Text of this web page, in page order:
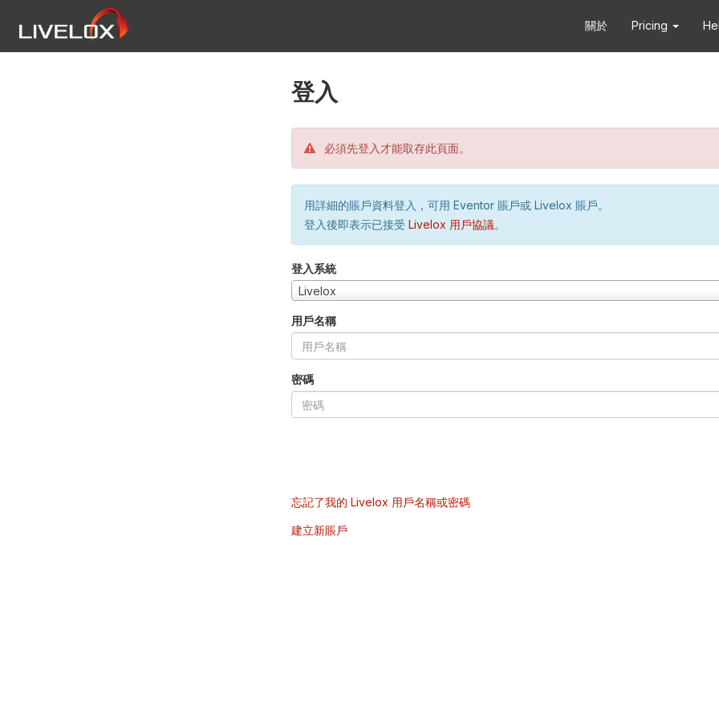
關於 Pricing
登入
必須先登入才能取存此頁面。
用詳細的賬戶資料登入，可用 Eventor 賬戶或 Livelox 賬戶。
登入後即表示已接受 Livelox 用戶協議。
登入系統
Livelox
用戶名稱
密碼
忘記了我的 Livelox 用戶名稱或密碼
建立新賬戶